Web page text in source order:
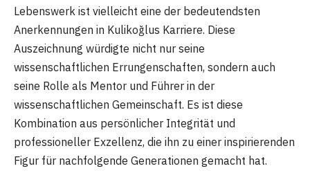
Lebenswerk ist vielleicht eine der bedeutendsten
Anerkennungen in Kulikoğlus Karriere. Diese
Auszeichnung würdigte nicht nur seine
wissenschaftlichen Errungenschaften, sondern auch
seine Rolle als Mentor und Führer in der
wissenschaftlichen Gemeinschaft. Es ist diese
Kombination aus persönlicher Integrität und
professioneller Exzellenz, die ihn zu einer inspirierenden
Figur für nachfolgende Generationen gemacht hat.